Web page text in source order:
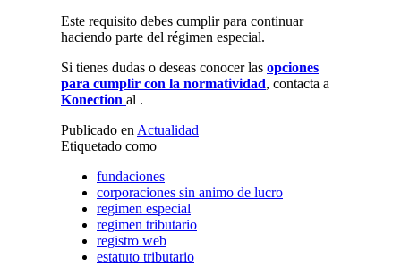
Este requisito debes cumplir para continuar
haciendo parte del régimen especial.
Si tienes dudas o deseas conocer las opciones
para cumplir con la normatividad, contacta a
Konection al .
Publicado en Actualidad
Etiquetado como
fundaciones
corporaciones sin animo de lucro
regimen especial
regimen tributario
registro web
estatuto tributario